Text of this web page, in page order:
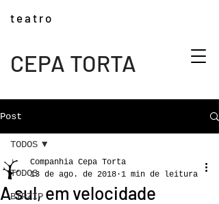
CEPA TORTA
t e a t r o
Post
TODOS
BIPZIP
TODOS
A sul, em velocidade
Companhia Cepa Torta
13 de ago. de 2018 1 min de leitura